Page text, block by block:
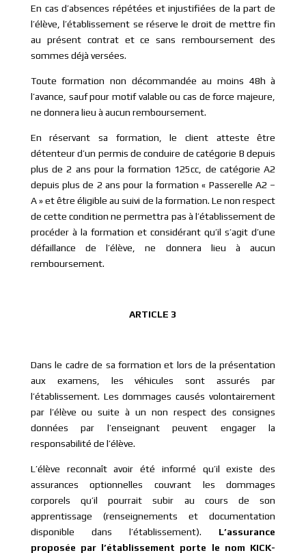
En cas d’absences répétées et injustifiées de la part de
l’élève, l’établissement se réserve le droit de mettre fin
au présent contrat et ce sans remboursement des
sommes déjà versées.
Toute formation non décommandée au moins 48h à
l’avance, sauf pour motif valable ou cas de force majeure,
ne donnera lieu à aucun remboursement.
En réservant sa formation, le client atteste être
détenteur d’un permis de conduire de catégorie B depuis
plus de 2 ans pour la formation 125cc, de catégorie A2
depuis plus de 2 ans pour la formation « Passerelle A2 –
A » et être éligible au suivi de la formation. Le non respect
de cette condition ne permettra pas à l’établissement de
procéder à la formation et considérant qu’il s’agit d’une
défaillance de l’élève, ne donnera lieu à aucun
remboursement.
ARTICLE 3
Dans le cadre de sa formation et lors de la présentation
aux examens, les véhicules sont assurés par
l’établissement. Les dommages causés volontairement
par l’élève ou suite à un non respect des consignes
données par l’enseignant peuvent engager la
responsabilité de l’élève.
L’élève reconnaît avoir été informé qu’il existe des
assurances optionnelles couvrant les dommages
corporels qu’il pourrait subir au cours de son
apprentissage (renseignements et documentation
disponible dans l’établissement). L’assurance
proposée par l’établissement porte le nom KICK-